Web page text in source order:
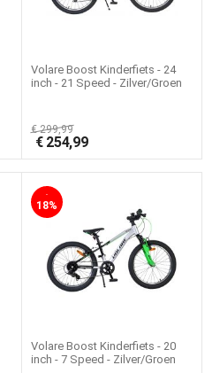
Volare Boost Kinderfiets - 24
inch - 21 Speed - Zilver/Groen
€299,99
€ 254,99
-
18%
Volare Boost Kinderfiets - 20
inch - 7 Speed - Zilver/Groen